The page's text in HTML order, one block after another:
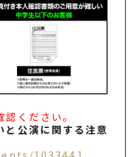
ください。
と公演に関する注意